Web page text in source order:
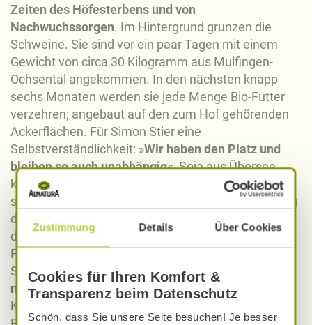
Zustimmung Details Über Cookies
Cookies für Ihren Komfort &
Transparenz beim Datenschutz
Schön, dass Sie unsere Seite besuchen! Je besser
Zeiten des Höfesterbens und von
Nachwuchssorgen. Im Hintergrund grunzen die
Schweine. Sie sind vor ein paar Tagen mit einem
Gewicht von circa 30 Kilogramm aus Mulfingen-
Ochsental angekommen. In den nächsten knapp
sechs Monaten werden sie jede Menge Bio-Futter
verzehren; angebaut auf den zum Hof gehörenden
Ackerflächen. Für Simon Stier eine
Selbstverständlichkeit: »Wir haben den Platz und
bleiben so auch unabhängig«. Soja aus Übersee
kommt für seinen Betrieb nicht infrage – dies
schließt auch die BESH aus, und zwar seit Gründung
der Genossenschaft. Stattdessen baut Simon Stier
die
Leguminosen
mittlerweile selbst auf seinen
Feldern an; so hat er wertvolles Futter für seine
Schweine undversorgt die Bödenobendrein auf
natürliche Weise mit Stickstoff.Regionale
Kreislaufwirtschaft in Reinform. Sind die Tiere von